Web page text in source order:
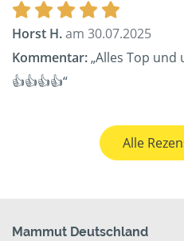
Horst H.am 30.07.2025
Kommentar:„Alles Top
👍👍👍👍“
Alle
Mammut Deutschland